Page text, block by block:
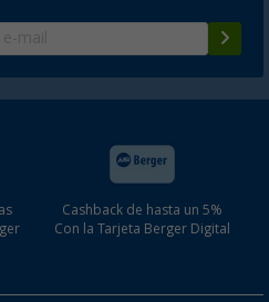
Cashback de hasta un 5%
Con la Tarjeta Berger Digital